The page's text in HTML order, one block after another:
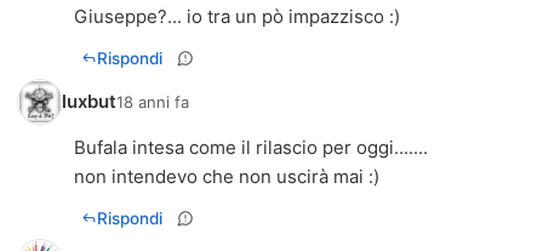
Giuseppe?... io tra un pò impazzisco :)
Rispondi
luxbut18 anni fa
Bufala intesa come il rilascio per oggi.......
non intendevo che non uscirà mai :)
Rispondi